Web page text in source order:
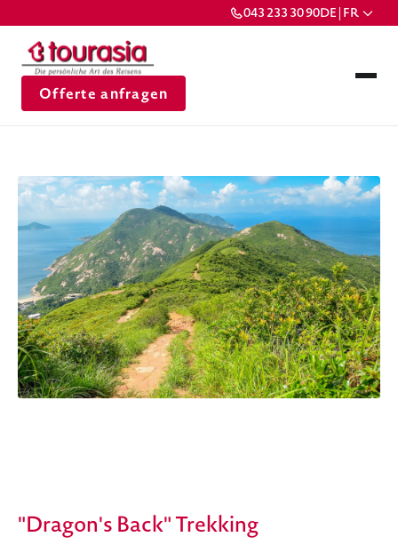
043 233 30 90DE | FR
Offerte anfragen
"Dragon's Back" Trekking